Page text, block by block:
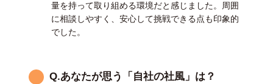
量を持って取り組める環境だと感じました。周囲
に相談しやすく、安心して挑戦できる点も印象的
でした。
Q.あなたが思う「自社の社風」は？